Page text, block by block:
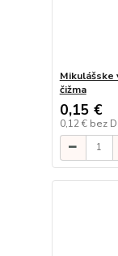
Mikulášske
čižma
0,15 €
0,12 € bez